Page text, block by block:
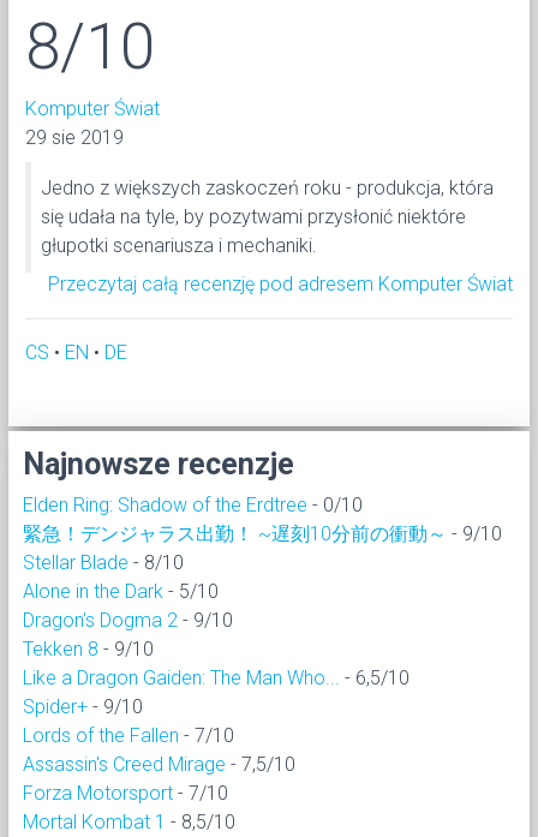
8/10
Komputer Świat
29 sie 2019
Jedno z większych zaskoczeń roku - produkcja, która
się udała na tyle, by pozytwami przysłonić niektóre
głupotki scenariusza i mechaniki.
Przeczytaj całą recenzję pod adresem Komputer Świat
CS • EN • DE
Najnowsze recenzje
Elden Ring: Shadow of the Erdtree - 0/10
緊急！デンジャラス出勤！ ~遅刻10分前の衝動～ - 9/10
Stellar Blade - 8/10
Alone in the Dark - 5/10
Dragon’s Dogma 2 - 9/10
Tekken 8 - 9/10
Like a Dragon Gaiden: The Man Who...
- 6,5/10
Spider+ - 9/10
Lords of the Fallen - 7/10
Assassin's Creed Mirage - 7,5/10
Forza Motorsport - 7/10
Mortal Kombat 1 - 8,5/10